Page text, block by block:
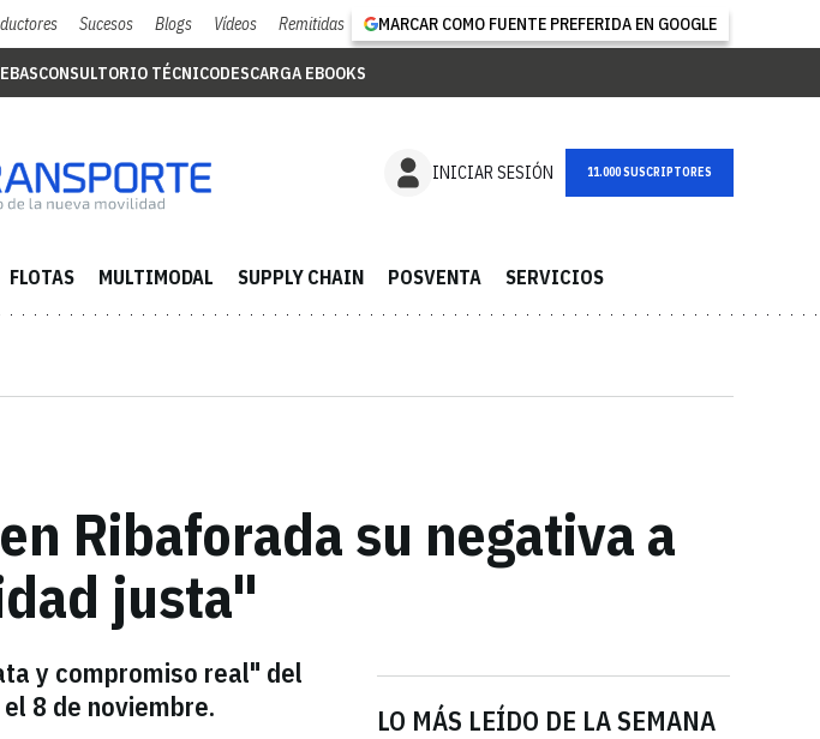
Sucesos Blogs Vídeos Remitidas MARCAR COMO FUENTE PREFERIDA EN GOOGLE
CONSULTORIO TÉCNICODESCARGA EBOOKS
INICIAR SESIÓN NEWSLETTER
FLOTAS MULTIMODAL SUPPLY CHAIN POSVENTA SERVICIOS
Ribaforada su negativa a
justa"
y compromiso real" del
8 de noviembre.
LO MÁS LEÍDO DE LA SEMANA